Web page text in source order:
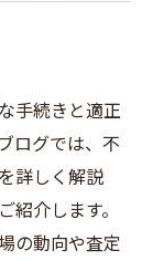
手続きと適正
ログでは、不
詳しく解説
介します。
の動向や査定